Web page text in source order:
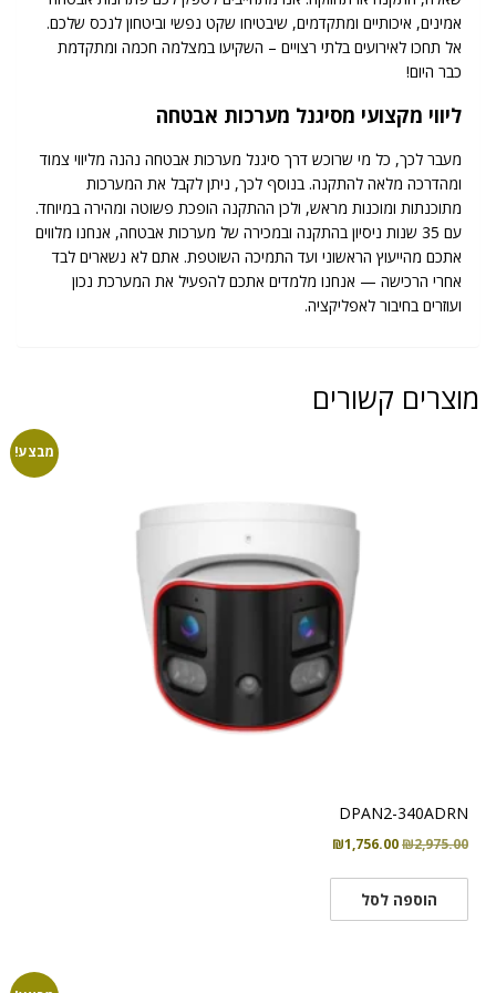
אמינים, איכותיים ומתקדמים, שיבטיחו שקט נפשי וביטחון לנכס שלכם.
אל תחכו לאירועים בלתי רצויים – השקיעו במצלמה חכמה ומתקדמת
כבר היום!
ליווי מקצועי מסיגנל מערכות אבטחה
מעבר לכך, כל מי שרוכש דרך סיגנל מערכות אבטחה נהנה מליווי צמוד
ומהדרכה מלאה להתקנה. בנוסף לכך, ניתן לקבל את המערכות
מתוכנתות ומוכנות מראש, ולכן ההתקנה הופכת פשוטה ומהירה במיוחד.
עם 35 שנות ניסיון בהתקנה ובמכירה של מערכות אבטחה, אנחנו מלווים
אתכם מהייעוץ הראשוני ועד התמיכה השוטפת. אתם לא נשארים לבד
אחרי הרכישה — אנחנו מלמדים אתכם להפעיל את המערכת נכון
ועוזרים בחיבור לאפליקציה.
מוצרים קשורים
מבצע!
DPAN2-340ADRN
₪2,975.00
המחיר
היה:
₪2,975.00.
₪1,756.00
₪1,756.00.
הוספה לסל